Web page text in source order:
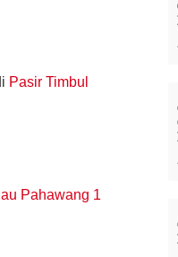
Pasir Timbul
Pahawang 1